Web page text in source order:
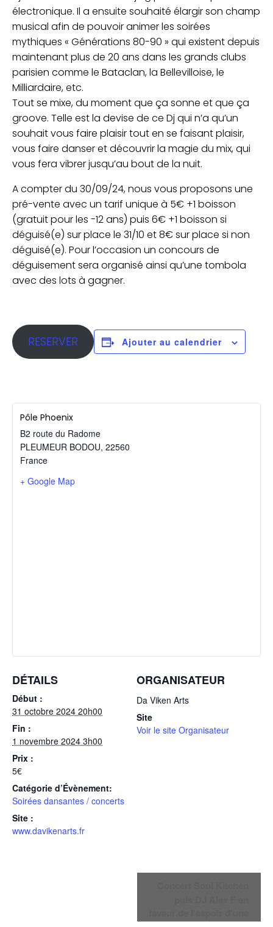
électronique. Il a ensuite souhaité élargir son champ
musical afin de pouvoir animer les soirées
mythiques « Générations 80-90 » qui existent depuis
maintenant plus de 20 ans dans les grands clubs
parisien comme le Bataclan, la Bellevilloise, le
Milliardaire, etc.
Tout se mixe, du moment que ça sonne et que ça
groove. Telle est la devise de ce Dj qui n’a qu’un
souhait vous faire plaisir tout en se faisant plaisir,
vous faire danser et découvrir la magie du mix, qui
vous fera vibrer jusqu’au bout de la nuit.
A compter du 30/09/24, nous vous proposons une
pré-vente avec un tarif unique à 5€ +1 boisson
(gratuit pour les -12 ans) puis 6€ +1 boisson si
déguisé(e) sur place le 31/10 et 8€ sur place si non
déguisé(e). Pour l’occasion un concours de
déguisement sera organisé ainsi qu’une tombola
avec des lots à gagner.
RESERVER Ajouter au calendrier
DÉTAILS
Début :
31 octobre 2024 20h00
Fin :
1 novembre 2024 3h00
Prix :
5€
Catégorie d’Évènement:
Soirées dansantes / concerts
Site :
www.davikenarts.fr
ORGANISATEUR
Da Viken Arts
Site
Voir le site Organisateur
Pôle Phoenix
B2 route du Radome
PLEUMEUR BODOU, 22560
France
+ Google Map